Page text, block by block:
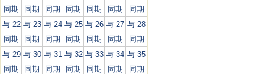
同期
同期
同期
同期
同期
同期
同期
与 22
同期
与 23
同期
与 24
同期
与 25
同期
与 26
同期
与 27
同期
与 28
同期
与 29
同期
与 30
同期
与 31
同期
与 32
同期
与 33
同期
与 34
同期
与 35
同期